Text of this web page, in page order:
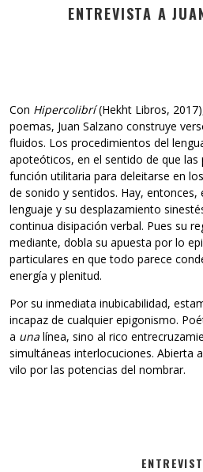
ENTREVISTA A
Con Hipercolibrí(Hekht Libros,
poemas, Juan Salzano construye
fluidos. Los procedimientos del
apoteóticos, en el sentido de que las
función utilitaria para deleitarse en
de sonido y sentidos. Hay, entonces,
lenguaje y su desplazamiento
continua disipación verbal. Pues su
mediante, dobla su apuesta por lo
particulares en que todo parece
energía y plenitud.
Por su inmediata inubicabilidad,
incapaz de cualquier epigonismo.
a una línea, sino al rico
simultáneas interlocuciones. Abierta
vilo por las potencias del nombrar.